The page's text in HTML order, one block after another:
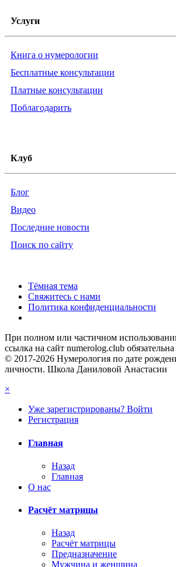
Услуги
Книга о нумерологии
Бесплатные консультации
Платные консультации
Поблагодарить
Клуб
Блог
Видео
Последние новости
Поиск по сайту
Тёмная тема
Свяжитесь с нами
Политика конфиденциальности
При полном или частичном
ссылка на сайт numerolog.club обязательна
© 2017-2026 Нумерология по дате
личности. Школа Даниловой Анастасии
×
Уже зарегистрированы? Войти
Регистрация
Главная
Назад
Главная
О нас
Расчёт матрицы
Назад
Расчёт матрицы
Предназначение
Мужчина и женщина